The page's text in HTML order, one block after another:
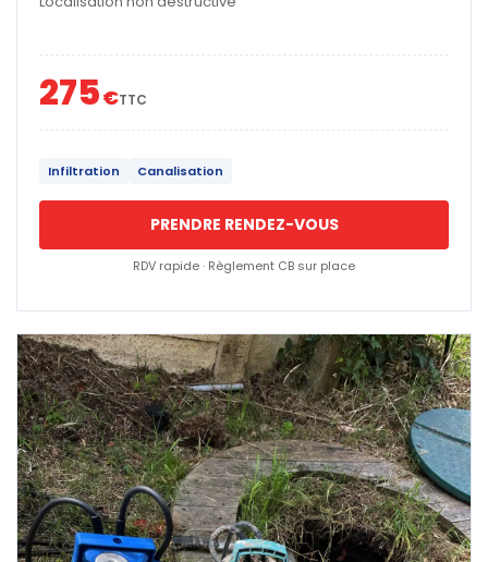
275€TTC
Infiltration Canalisation
PRENDRE RENDEZ-VOUS
RDV rapide · Règlement CB sur place